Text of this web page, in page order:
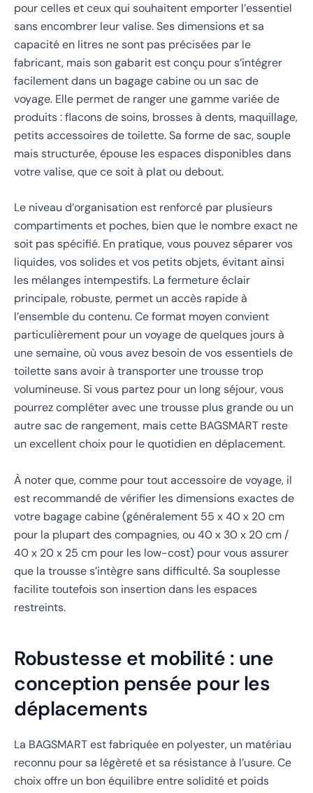
pour celles et ceux qui souhaitent emporter l’essentiel
sans encombrer leur valise. Ses dimensions et sa
capacité en litres ne sont pas précisées par le
fabricant, mais son gabarit est conçu pour s’intégrer
facilement dans un bagage cabine ou un sac de
voyage. Elle permet de ranger une gamme variée de
produits : flacons de soins, brosses à dents, maquillage,
petits accessoires de toilette. Sa forme de sac, souple
mais structurée, épouse les espaces disponibles dans
votre valise, que ce soit à plat ou debout.
Le niveau d’organisation est renforcé par plusieurs
compartiments et poches, bien que le nombre exact ne
soit pas spécifié. En pratique, vous pouvez séparer vos
liquides, vos solides et vos petits objets, évitant ainsi
les mélanges intempestifs. La fermeture éclair
principale, robuste, permet un accès rapide à
l’ensemble du contenu. Ce format moyen convient
particulièrement pour un voyage de quelques jours à
une semaine, où vous avez besoin de vos essentiels de
toilette sans avoir à transporter une trousse trop
volumineuse. Si vous partez pour un long séjour, vous
pourrez compléter avec une trousse plus grande ou un
autre sac de rangement, mais cette BAGSMART reste
un excellent choix pour le quotidien en déplacement.
À noter que, comme pour tout accessoire de voyage, il
est recommandé de vérifier les dimensions exactes de
votre bagage cabine (généralement 55 x 40 x 20 cm
pour la plupart des compagnies, ou 40 x 30 x 20 cm /
40 x 20 x 25 cm pour les low-cost) pour vous assurer
que la trousse s’intègre sans difficulté. Sa souplesse
facilite toutefois son insertion dans les espaces
restreints.
Robustesse et mobilité : une
conception pensée pour les
déplacements
La BAGSMART est fabriquée en polyester, un matériau
reconnu pour sa légèreté et sa résistance à l’usure. Ce
choix offre un bon équilibre entre solidité et poids